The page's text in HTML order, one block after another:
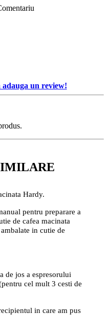
adauga un review!
Hardy.
pentru preparare a
de cafea macinata
in cutie de
de jos a espresorului
cel mult 3 cesti de
in care am pus